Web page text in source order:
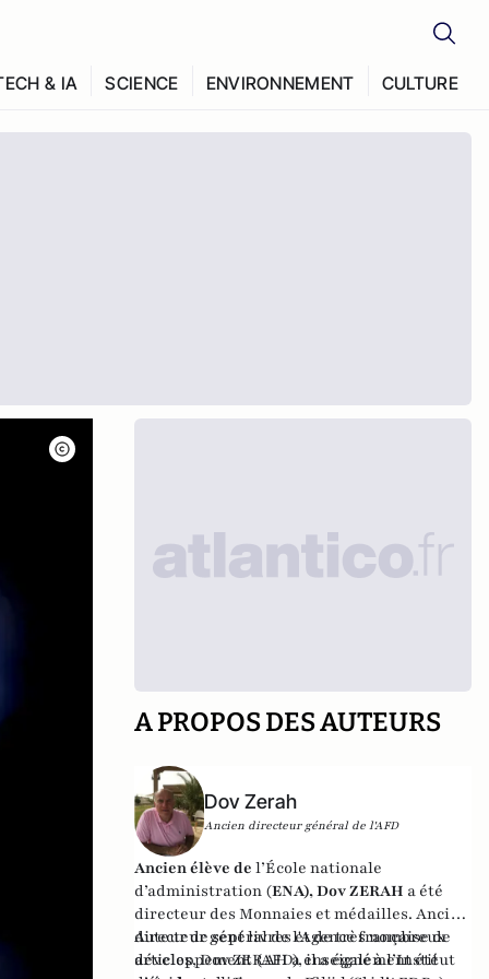
& IA SCIENCE ENVIRONNEMENT CULTURE
A PROPOS DES AUTEURS
Dov Zerah
Ancien directeur général de l'AFD
Ancien élève del’École nationale
d’administration (ENA), Dov ZERAH a été
directeur des Monnaies et médailles. Ancien
directeur général de l'Agence française de
développement (AFD), il a également été
Auteur de sept livres et de très nombreux
articles, Dov ZERAH a enseigné à l’Institut